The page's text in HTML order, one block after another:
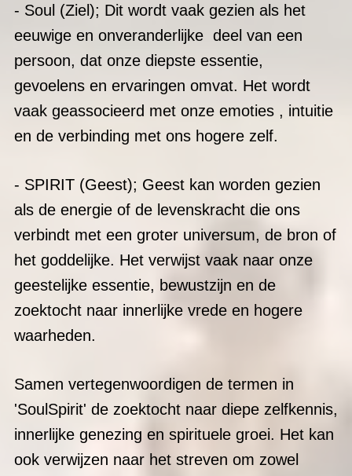
- Soul (Ziel); Dit wordt vaak gezien als het
eeuwige en onveranderlijke deel van een
persoon, dat onze diepste essentie,
gevoelens en ervaringen omvat. Het wordt
vaak geassocieerd met onze emoties , intuitie
en de verbinding met ons hogere zelf.
- SPIRIT (Geest); Geest kan worden gezien
als de energie of de levenskracht die ons
verbindt met een groter universum, de bron of
het goddelijke. Het verwijst vaak naar onze
geestelijke essentie, bewustzijn en de
zoektocht naar innerlijke vrede en hogere
waarheden.
Samen vertegenwoordigen de termen in
'SoulSpirit' de zoektocht naar diepe zelfkennis,
innerlijke genezing en spirituele groei. Het kan
ook verwijzen naar het streven om zowel
mentaal, emotioneel als spiritueel in balans te
komen en om een leven te leiden dat in